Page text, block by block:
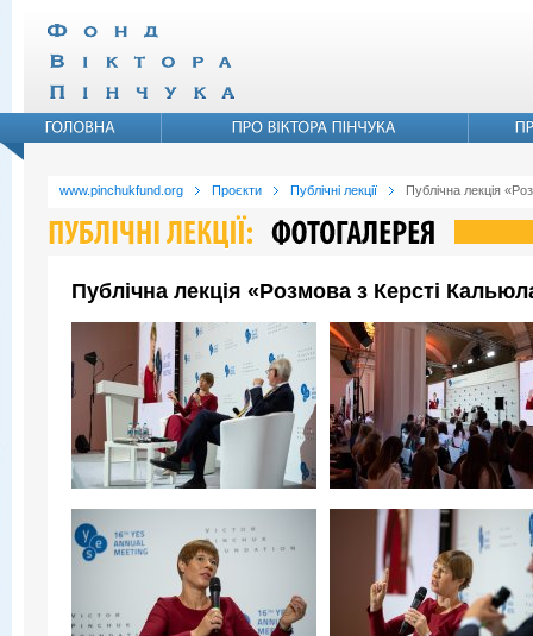
www.pinchukfund.org Проєкти Публічні лекції Публічна лекція
Публічна лекція «Розмова з Керсті